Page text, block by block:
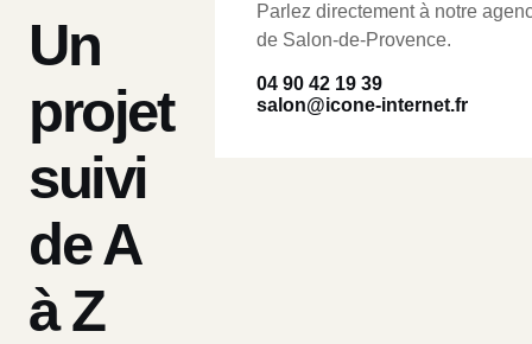
Un
projet
suivi
de A
à Z
Parlez directement à notre
de Salon-de-Provence.
04 90 42 19 39
salon@icone-internet.fr